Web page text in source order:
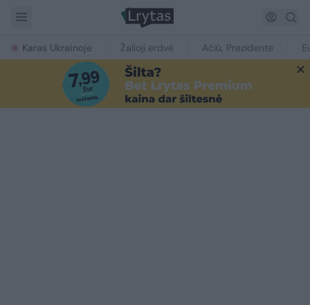
Karas Ukrainoje Žalioji erdvė Ačiū, Prezidente